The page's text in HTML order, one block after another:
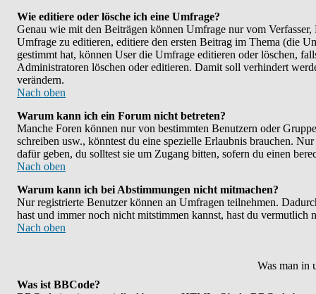
Wie editiere oder lösche ich eine Umfrage?
Genau wie mit den Beiträgen können Umfrage nur vom
Umfrage zu editieren, editiere den ersten Beitrag im Thema (die
gestimmt hat, können User die Umfrage editieren oder löschen,
Administratoren löschen oder editieren. Damit soll verhindert
verändern.
Nach oben
Warum kann ich ein Forum nicht betreten?
Manche Foren können nur von bestimmten Benutzern oder
schreiben usw., könntest du eine spezielle Erlaubnis brauchen.
dafür geben, du solltest sie um Zugang bitten, sofern du einen
Nach oben
Warum kann ich bei Abstimmungen nicht mitmachen?
Nur registrierte Benutzer können an Umfragen teilnehmen.
hast und immer noch nicht mitstimmen kannst, hast du vermutlich
Nach oben
Was man in
Was ist BBCode?